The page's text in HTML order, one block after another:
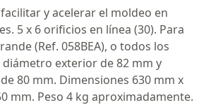
y acelerar el moldeo en
5 x 6 orificios en línea (30). Para
(Ref. 058BEA), o todos los
exterior de 82 mm y
80 mm. Dimensiones 630 mm x
mm. Peso 4 kg aproximadamente.